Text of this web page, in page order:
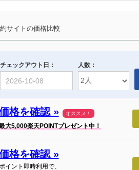
イトの価格比較
チェックアウト日： 人数：
格を確認 » オススメ！
大5,000楽天POINTプレゼント中！
格を確認 »
イント即時利用で、